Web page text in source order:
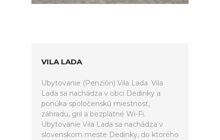
VILA LADA
Ubytovanie (Penzión) Vila Lada. Vila
Lada sa nachádza v obci Dedinky a
ponúka spoločenskú miestnosť,
záhradu, gril a bezplatné Wi-Fi.
Ubytovanie Vila Lada sa nachádza v
slovenskom meste Dedinky, do ktorého